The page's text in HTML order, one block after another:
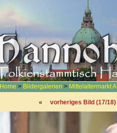
Home > Bildergalerien > Mittelaltermarkt
« vorheriges Bild (17/18)